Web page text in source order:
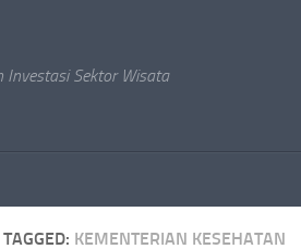
Investasi Sektor Wisata
TAGGED: KEMENTERIAN KESEHATAN